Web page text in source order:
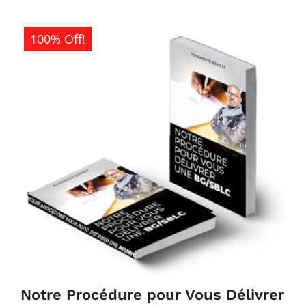
100% Off!
Notre Procédure pour Vous Délivrer